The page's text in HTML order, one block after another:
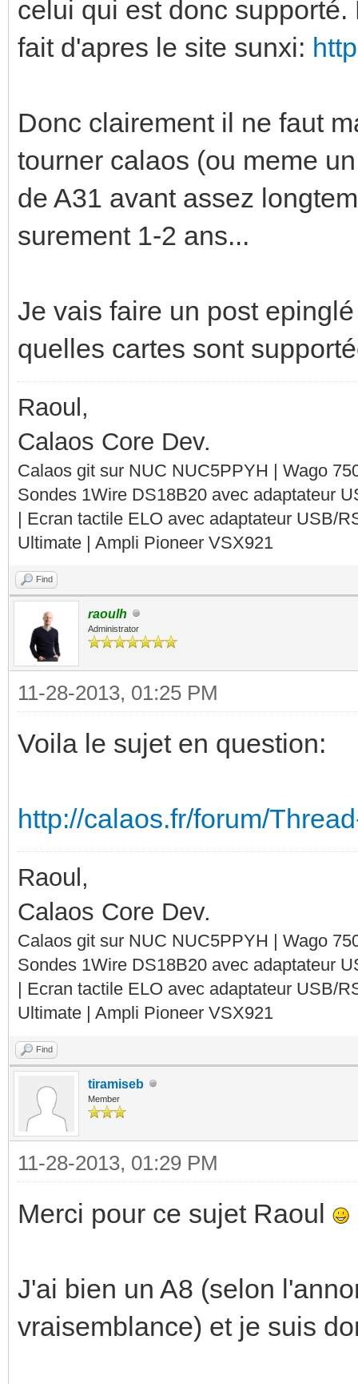
celui qui est donc
fait d'apres le site sunxi:
Donc clairement il ne faut
tourner calaos (ou meme
de A31 avant assez
surement 1-2 ans...
Je vais faire un post
quelles cartes sont
Raoul,
Calaos Core Dev.
Calaos git sur NUC NUC5PPYH | Wago
Sondes 1Wire DS18B20 avec adaptateur
| Ecran tactile ELO avec adaptateur USB/
Ultimate | Ampli Pioneer VSX921
Find
raoulh
Administrator
11-28-2013, 01:25 PM
Voila le sujet en question:
http://calaos.fr/forum/
Raoul,
Calaos Core Dev.
Calaos git sur NUC NUC5PPYH | Wago
Sondes 1Wire DS18B20 avec adaptateur
| Ecran tactile ELO avec adaptateur USB/
Ultimate | Ampli Pioneer VSX921
Find
tiramiseb
Member
11-28-2013, 01:29 PM
Merci pour ce sujet Raoul
J'ai bien un A8 (selon
vraisemblance) et je suis